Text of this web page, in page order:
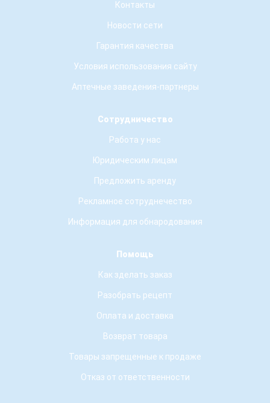
Контакты
Новости сети
Гарантия качества
Условия использования сайту
Аптечные заведения-партнеры
Сотрудничество
Работа у нас
Юридическим лицам
Предложить аренду
Рекламное сотруднечество
Информация для обнародования
Помощь
Как зделать заказ
Разобрать рецепт
Оплата и доставка
Возврат товара
Товары запрещенные к продаже
Отказ от ответственности